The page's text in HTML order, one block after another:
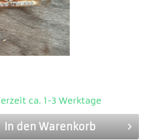
ca. 1-3 Werktage
In den Warenkorb